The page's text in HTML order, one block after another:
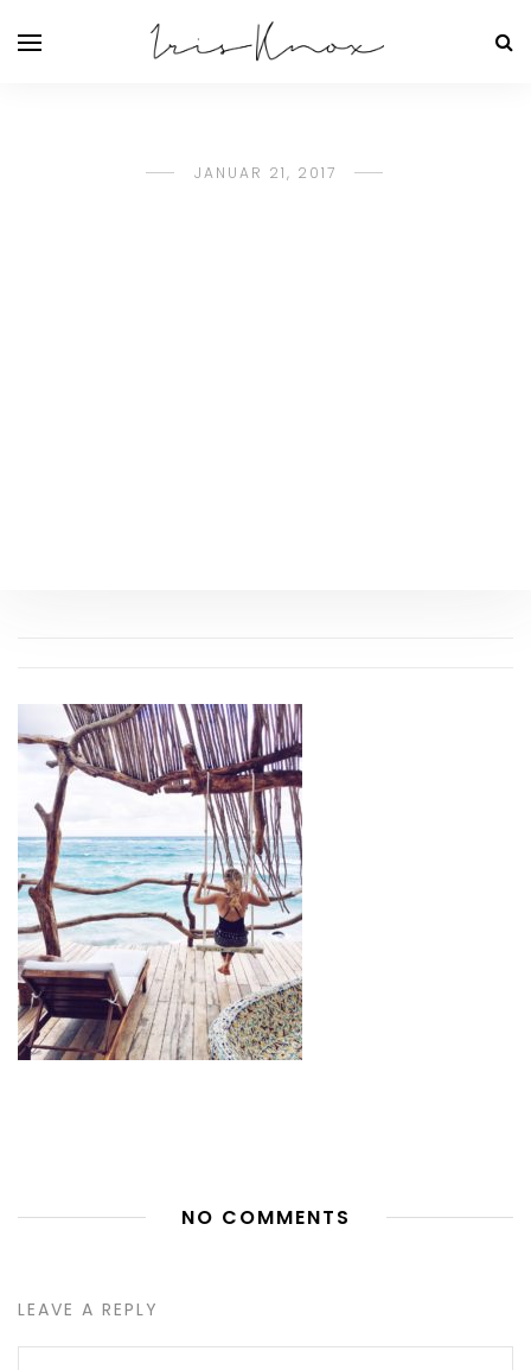
JANUAR 21, 2017
NO COMMENTS
LEAVE A REPLY